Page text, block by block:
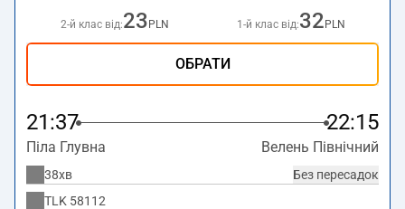
2-й клас від:23 PLN 1-й клас від:32 PLN
ОБРАТИ
21:37 22:15
Піла Глувна Велень Північний
Без пересадок
38хв
TLK 58112